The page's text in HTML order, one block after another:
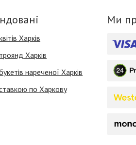
Харків
Харків
нареченої Харків
по Харкову
Ми